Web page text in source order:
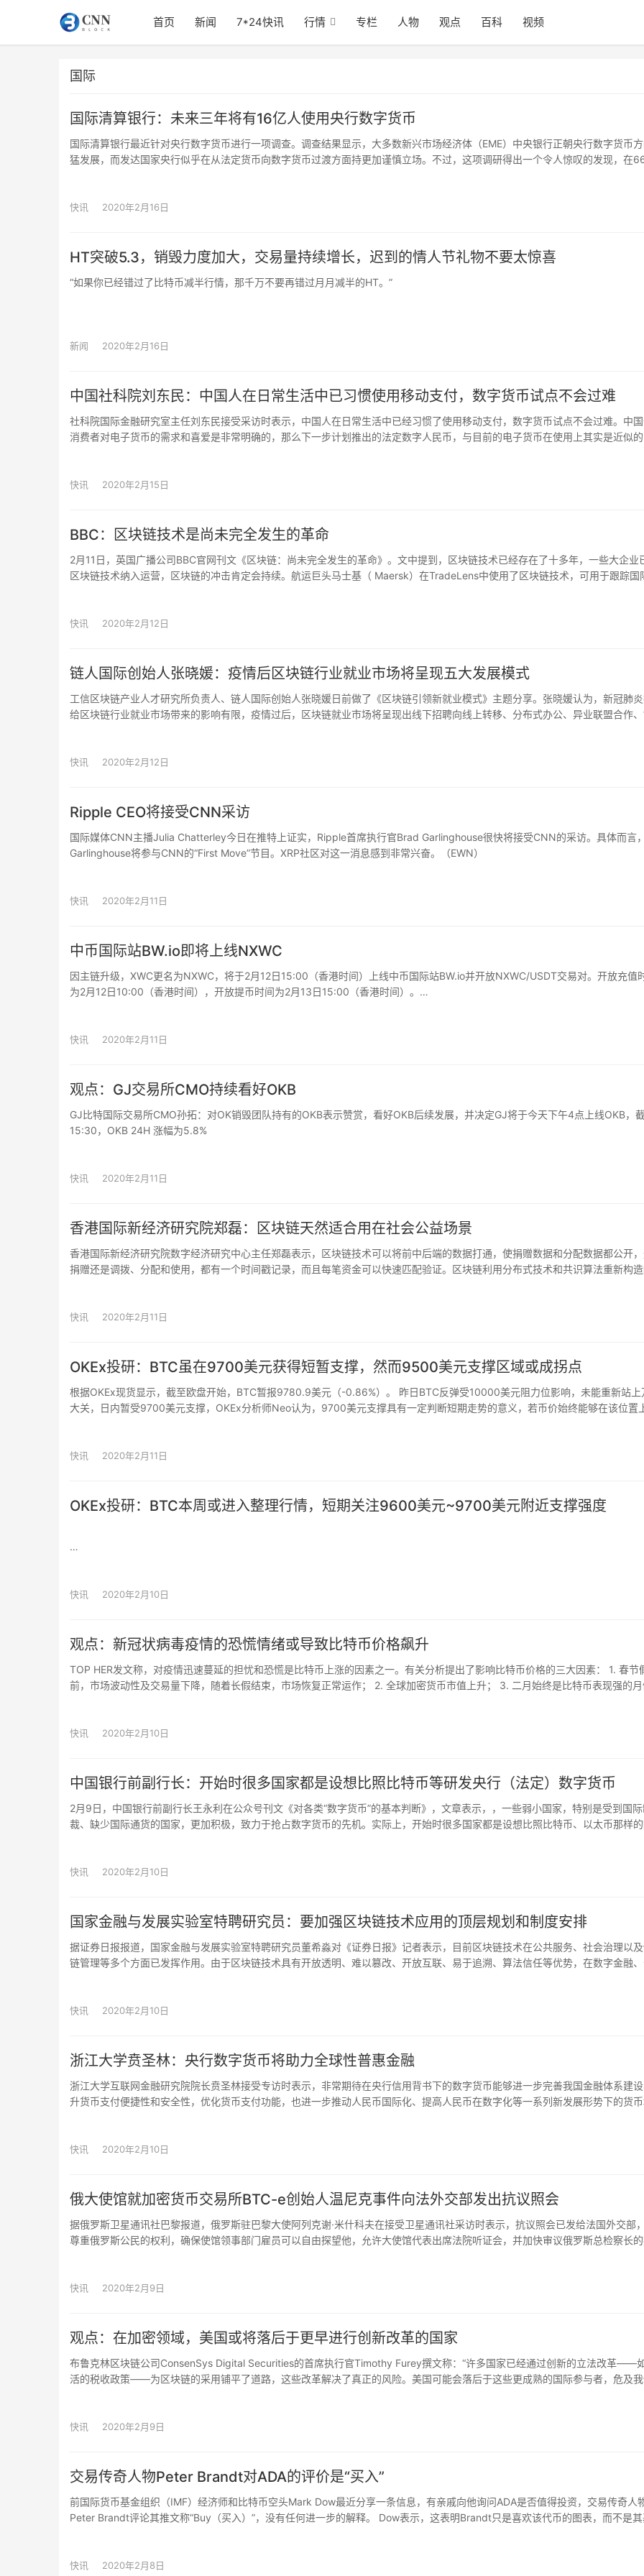
首页 新闻 7*24快讯 行情 专栏 人物 观点 百科 视频
国际
国际清算银行：未来三年将有16亿人使用央行数字货币
国际清算银行最近针对央行数字货币进行一项调查。调查结果显示，大多数新兴市场经济体（EME）中央银行正朝央行数字货币
猛发展，而发达国家央行似乎在从法定货币向数字货币过渡方面持更加谨慎立场。不过，这项调研得出一个令人惊叹的发现，在
快讯 2020年2月16日
HT突破5.3，销毁力度加大，交易量持续增长，迟到的情人节礼物不要太惊喜
“如果你已经错过了比特币减半行情，那千万不要再错过月月减半的HT。”
新闻 2020年2月16日
中国社科院刘东民：中国人在日常生活中已习惯使用移动支付，数字货币试点不会过难
社科院国际金融研究室主任刘东民接受采访时表示，中国人在日常生活中已经习惯了使用移动支付，数字货币试点不会过难。中
消费者对电子货币的需求和喜爱是非常明确的，那么下一步计划推出的法定数字人民币，与目前的电子货币在使用上其实是近似的
快讯 2020年2月15日
BBC：区块链技术是尚未完全发生的革命
2月11日，英国广播公司BBC官网刊文《区块链：尚未完全发生的革命》。文中提到，区块链技术已经存在了十多年，一些大企业
区块链技术纳入运营，区块链的冲击肯定会持续。航运巨头马士基（ Maersk）在TradeLens中使用了区块链技术，可用于跟踪国
快讯 2020年2月12日
链人国际创始人张晓媛：疫情后区块链行业就业市场将呈现五大发展模式
工信区块链产业人才研究所负责人、链人国际创始人张晓媛日前做了《区块链引领新就业模式》主题分享。张晓媛认为，新冠肺
给区块链行业就业市场带来的影响有限，疫情过后，区块链就业市场将呈现出线下招聘向线上转移、分布式办公、异业联盟合作、
快讯 2020年2月12日
Ripple CEO将接受CNN采访
国际媒体CNN主播Julia Chatterley今日在推特上证实，Ripple首席执行官Brad Garlinghouse很快将接受CNN的采访。具体而言，
Garlinghouse将参与CNN的“First Move”节目。XRP社区对这一消息感到非常兴奋。（EWN）
快讯 2020年2月11日
中币国际站BW.io即将上线NXWC
因主链升级，XWC更名为NXWC，将于2月12日15:00（香港时间）上线中币国际站BW.io并开放NXWC/USDT交易对。开放充值
为2月12日10:00（香港时间），开放提币时间为2月13日15:00（香港时间）。
矿池、智能合约平台构建成一个跨链的区块链生态综合体。
快讯 2020年2月11日
观点：GJ交易所CMO持续看好OKB
GJ比特国际交易所CMO孙拓：对OK销毁团队持有的OKB表示赞赏，看好OKB后续发展，并决定GJ将于今天下午4点上线OKB，
15:30，OKB 24H 涨幅为5.8%
快讯 2020年2月11日
香港国际新经济研究院郑磊：区块链天然适合用在社会公益场景
香港国际新经济研究院数字经济研究中心主任郑磊表示，区块链技术可以将前中后端的数据打通，使捐赠数据和分配数据都公开
捐赠还是调拨、分配和使用，都有一个时间戳记录，而且每笔资金可以快速匹配验证。区块链利用分布式技术和共识算法重新构造
快讯 2020年2月11日
OKEx投研：BTC虽在9700美元获得短暂支撑，然而9500美元支撑区域或成拐点
根据OKEx现货显示，截至欧盘开始，BTC暂报9780.9美元（-0.86%）。 昨日BTC反弹受10000美元阻力位影响，未能重新站上
大关，日内暂受9700美元支撑，OKEx分析师Neo认为，9700美元支撑具有一定判断短期走势的意义，若币价始终能够在该位置
定基调。提醒投资人9000美元~9500美元整个区域都有可能发生反弹，跌破9000美元才可能是进行更大周期回调的标志。
以及215美元两个区域做过短暂整理，因此若在210美元上方企稳则后市可期，反之或存在回落至200美元附近调整的可能性。XRP
OKB暂报5.38美元（0.07%）。
根据OKEx永续合约显示：
EOS 报4.858美元(-1.08%)
ETC 报11.725美元(-0.56%)
BCH报445.13美元(-1.91%)
TRX报0.02165美元(-2.35%)
快讯 2020年2月11日
OKEx投研：BTC本周或进入整理行情，短期关注9600美元~9700美元附近支撑强度
近期受减半效应以及积极看多的市场情绪影响，尽管4小时级别BTC的MACD指标延续背离形态，币价始终没能出现有效回调，
币价能够在该区域企稳，后半段仍存在重新站回10050美元并突破前高的可能性，提醒投资人可留意在上述区间建仓机会。
主流币中，ETH短期内的上涨态势得到放缓，币价自上周末涨至230美元后进入小幅整理阶段，日内支撑位在220美元附近，阻力
224美元左右，短时若能重新站回该阻力位上方，本周仍有测试前高的可能性，反之或进入横盘整理行情。XRP则不出意料的未能
ETH 报224.36美元(-1.16%)
LTC 报75.44美元(-0.85%)
ETC 报11.897美元(2.87%)
XRP 报0.2763美元(-1.39%)
根据国际第三方统计机构CoinGecko数据显示，OKEx平台24小时合约交易额54.2亿美元。
风险提示：入市有风险，投资需谨慎。
快讯 2020年2月10日
观点：新冠状病毒疫情的恐慌情绪或导致比特币价格飙升
TOP HER发文称，对疫情迅速蔓延的担忧和恐慌是比特币上涨的因素之一。有关分析提出了影响比特币价格的三大因素： 1. 春节
前，市场波动性及交易量下降，随着长假结束，市场恢复正常运作； 2. 全球加密货币市值上升； 3. 二月始终是比特币表现强的月
传统金融市场的影响越大，比特币的价格就会升得更高。随着市场信任度的下降，比特币和其他数字资产的价值都会增高。
快讯 2020年2月10日
中国银行前副行长：开始时很多国家都是设想比照比特币等研发央行（法定）数字货币
2月9日，中国银行前副行长王永利在公众号刊文《对各类“数字货币”的基本判断》，文章表示，，一些弱小国家，特别是受到国际
裁、缺少国际通货的国家，更加积极，致力于抢占数字货币的先机。实际上，开始时很多国家都是设想比照比特币、以太币那样的
快讯 2020年2月10日
国家金融与发展实验室特聘研究员：要加强区块链技术应用的顶层规划和制度安排
据证券日报报道，国家金融与发展实验室特聘研究员董希淼对《证券日报》记者表示，目前区块链技术在公共服务、社会治理以
链管理等多个方面已发挥作用。由于区块链技术具有开放透明、难以篡改、开放互联、易于追溯、算法信任等优势，在数字金融、
主要形式，应逐步解决链上链下数据协同等问题，重点加强对联盟链的研究和开发。同时，要加强区块链技术应用的顶层规划和制
快讯 2020年2月10日
浙江大学贲圣林：央行数字货币将助力全球性普惠金融
浙江大学互联网金融研究院院长贲圣林接受专访时表示，非常期待在央行信用背书下的数字货币能够进一步完善我国金融体系建
升货币支付便捷性和安全性，优化货币支付功能，也进一步推动人民币国际化、提高人民币在数字化等一系列新发展形势下的货
快讯 2020年2月10日
俄大使馆就加密货币交易所BTC-e创始人温尼克事件向法外交部发出抗议照会
据俄罗斯卫星通讯社巴黎报道，俄罗斯驻巴黎大使阿列克谢·米什科夫在接受卫星通讯社采访时表示，抗议照会已发给法国外交部
尊重俄罗斯公民的权利，确保使馆领事部门雇员可以自由探望他，允许大使馆代表出席法院听证会，并加快审议俄罗斯总检察长
快讯 2020年2月9日
观点：在加密领域，美国或将落后于更早进行创新改革的国家
布鲁克林区块链公司ConsenSys Digital Securities的首席执行官Timothy Furey撰文称：“许多国家已经通过创新的立法改革——
活的税收政策——为区块链的采用铺平了道路，这些改革解决了真正的风险。美国可能会落后于这些更成熟的国际参与者，危及我
快讯 2020年2月9日
交易传奇人物Peter Brandt对ADA的评价是“买入”
前国际货币基金组织（IMF）经济师和比特币空头Mark Dow最近分享一条信息，有亲戚向他询问ADA是否值得投资，交易传奇人
Peter Brandt评论其推文称“Buy（买入）”，没有任何进一步的解释。 Dow表示，这表明Brandt只是喜欢该代币的图表，而不是其
快讯 2020年2月8日